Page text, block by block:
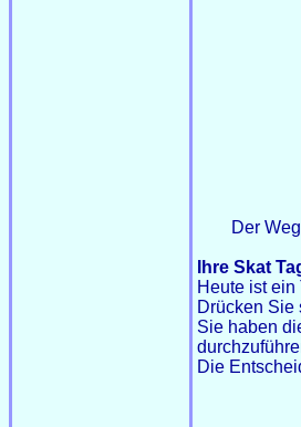
Der
Ihre Skat
Heute ist
Drücken Sie
Sie haben
Die